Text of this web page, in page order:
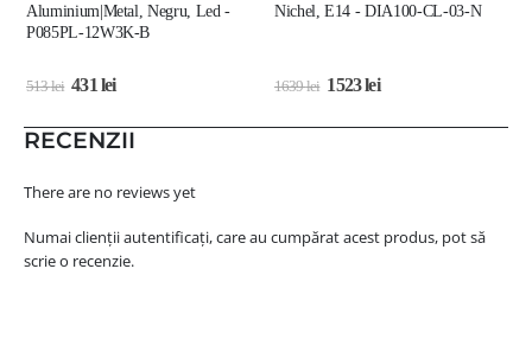
Aluminium|Metal, Negru, Led -
P085PL-12W3K-B
513lei 431lei
Nichel, E14 - DIA100-CL-03-N
1639lei 1523lei
RECENZII
There are no reviews yet
Numai clienții autentificați, care au cumpărat acest produs, pot să
scrie o recenzie.